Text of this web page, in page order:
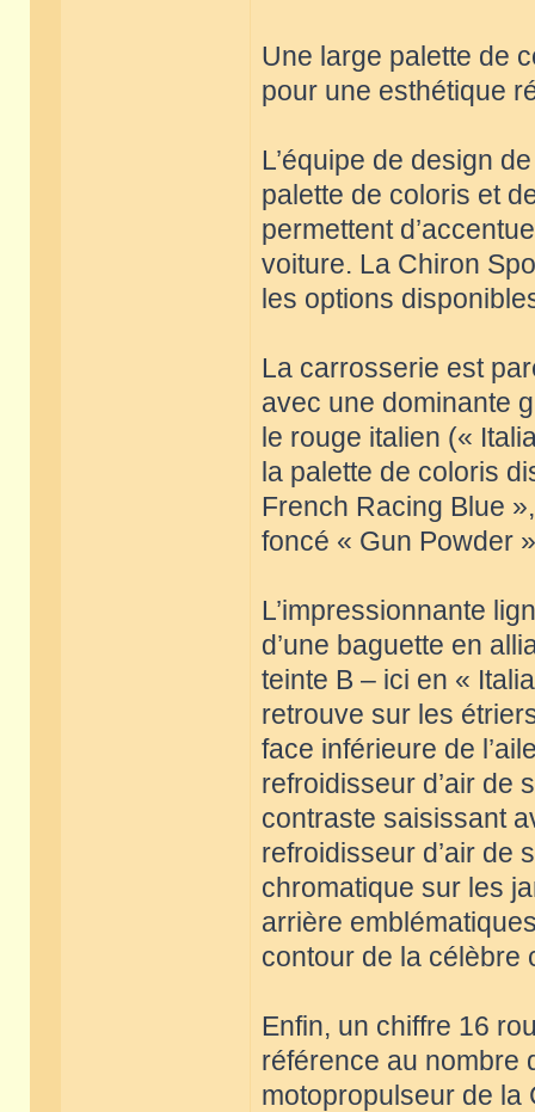
Une large palette de
pour une esthétique
L’équipe de design
palette de coloris et
permettent
voiture. La Chiron
les options
La carrosserie est
avec une dominante
le rouge italien («
la palette de coloris
French Racing Blue
foncé « Gun Powder
L’impressionnante
d’une baguette en
teinte B – ici en «
retrouve sur les
face inférieure de
refroidisseur d’air de
contraste saisissant
refroidisseur d’air de
chromatique sur les
arrière
contour de la célèbre
Enfin, un chiffre 16
référence au nombre
motopropulseur de la